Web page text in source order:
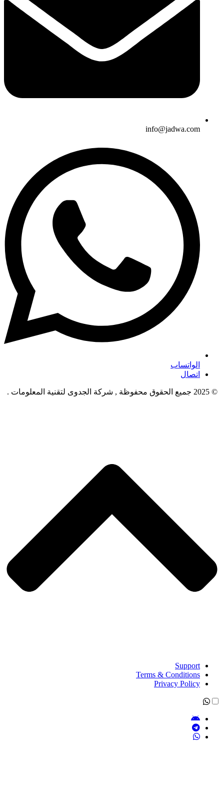
info@jadwa.com
الواتساب
اتصال
© 2025 جميع الحقوق محفوظة , شركة الجدوى لتقنية المعلومات .
Support
Terms & Conditions
Privacy Policy